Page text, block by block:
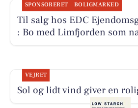
SPONSORERET BOLIGMARKED
Til salg hos EDC
: Bo med Limfjorden som
VEJRET
Sol og lidt vind giver en